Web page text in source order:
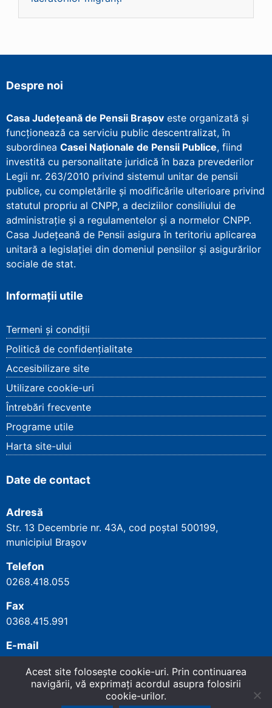
Despre noi
Casa Județeană de Pensii Brașov este organizată și
funcționează ca serviciu public descentralizat, în
subordinea Casei Naționale de Pensii Publice, fiind
investită cu personalitate juridică în baza prevederilor
Legii nr. 263/2010 privind sistemul unitar de pensii
publice, cu completările și modificările ulterioare privind
statutul propriu al CNPP, a deciziilor consiliului de
administrație și a regulamentelor și a normelor CNPP.
Casa Județeană de Pensii asigura în teritoriu aplicarea
unitară a legislației din domeniul pensiilor și asigurărilor
sociale de stat.
Informații utile
Termeni și condiții
Politică de confidențialitate
Accesibilizare site
Utilizare cookie-uri
Întrebări frecvente
Programe utile
Harta site-ului
Date de contact
Adresă
Str. 13 Decembrie nr. 43A, cod poștal 500199,
municipiul Brașov
Telefon
0268.418.055
Fax
0368.415.991
E-mail
Casa Județeană de Pensii ↑
Acest site foloseşte cookie-uri. Prin continuarea
navigării, vă exprimaţi acordul asupra folosirii
cookie-urilor.